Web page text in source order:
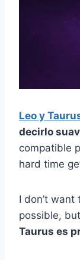
Leo y
decirlo
compatible
hard time
I don’t want
possible,
Taurus es